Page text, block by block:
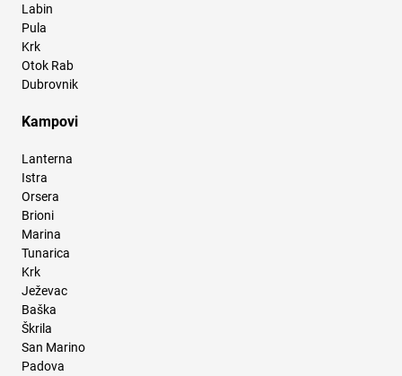
Labin
Pula
Krk
Otok Rab
Dubrovnik
Kampovi
Lanterna
Istra
Orsera
Brioni
Marina
Tunarica
Krk
Ježevac
Baška
Škrila
San Marino
Padova